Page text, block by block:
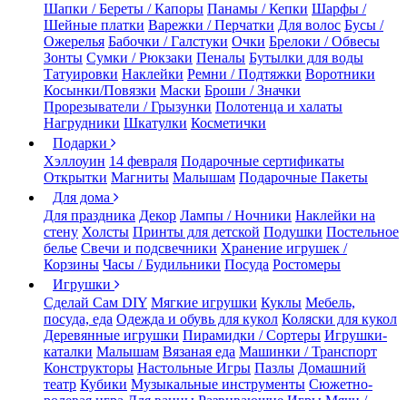
Шапки / Береты / Капоры Панамы / Кепки Шарфы /
Шейные платки Варежки / Перчатки Для волос Бусы /
Ожерелья Бабочки / Галстуки Очки Брелоки / Обвесы
Зонты Сумки / Рюкзаки Пеналы Бутылки для воды
Татуировки Наклейки Ремни / Подтяжки Воротники
Косынки/Повязки Маски Броши / Значки
Прорезыватели / Грызунки Полотенца и халаты
Нагрудники Шкатулки Косметички
Подарки
Хэллоуин 14 февраля Подарочные сертификаты
Открытки Магниты Малышам Подарочные Пакеты
Для дома
Для праздника Декор Лампы / Ночники Наклейки на
стену Холсты Принты для детской Подушки Постельное
белье Свечи и подсвечники Хранение игрушек /
Корзины Часы / Будильники Посуда Ростомеры
Игрушки
Сделай Сам DIY Мягкие игрушки Куклы Мебель,
посуда, еда Одежда и обувь для кукол Коляски для кукол
Деревянные игрушки Пирамидки / Сортеры Игрушки-
каталки Малышам Вязаная еда Машинки / Транспорт
Конструкторы Настольные Игры Пазлы Домашний
театр Кубики Музыкальные инструменты Сюжетно-